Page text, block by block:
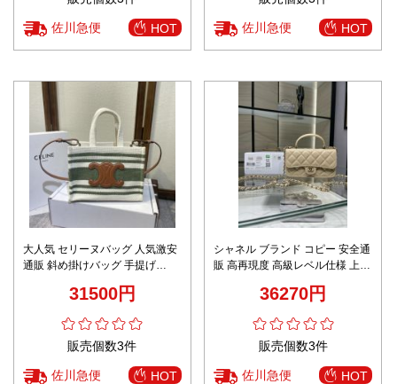
佐川急便 HOT 佐川急便 HOT
大人気 セリーヌバッグ 人気激安
通販 斜め掛けバッグ 手提げ
縞 グリーン31500円
販売個数3件
佐川急便 HOT
シャネル ブランド コピー 安全通
販 高再現度 高級レベル仕様 上質
36270円
販売個数3件
佐川急便 HOT